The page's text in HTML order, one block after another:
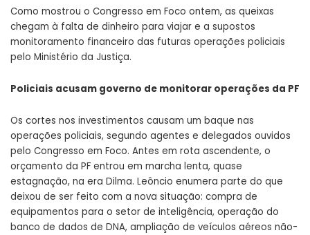
Como mostrou o Congresso em Foco ontem, as queixas
chegam à falta de dinheiro para viajar e a supostos
monitoramento financeiro das futuras operações policiais
pelo Ministério da Justiça.
Policiais acusam governo de monitorar operações da PF
Os cortes nos investimentos causam um baque nas
operações policiais, segundo agentes e delegados ouvidos
pelo Congresso em Foco. Antes em rota ascendente, o
orçamento da PF entrou em marcha lenta, quase
estagnação, na era Dilma. Leôncio enumera parte do que
deixou de ser feito com a nova situação: compra de
equipamentos para o setor de inteligência, operação do
banco de dados de DNA, ampliação de veículos aéreos não-